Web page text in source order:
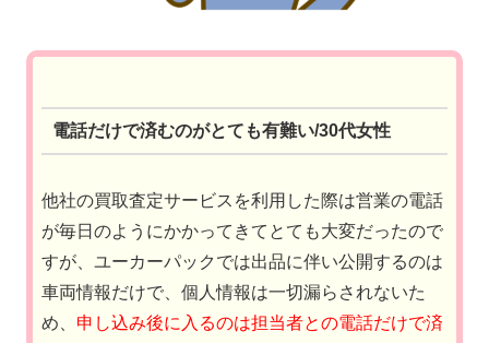
電話だけで済むのがとても有難い/30代女性
他社の買取査定サービスを利用した際は営業の電話
が毎日のようにかかってきてとても大変だったので
すが、ユーカーパックでは出品に伴い公開するのは
車両情報だけで、個人情報は一切漏らされないた
め、 申し込み後に入るのは担当者との電話だけで済